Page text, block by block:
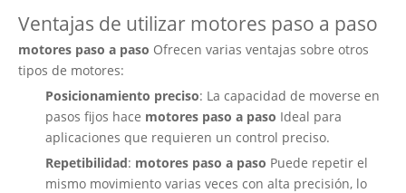
Ventajas de utilizar motores paso a paso
motores paso a paso Ofrecen varias ventajas sobre otros
tipos de motores:
Posicionamiento preciso: La capacidad de moverse en
pasos fijos hace motores paso a paso Ideal para
aplicaciones que requieren un control preciso.
Repetibilidad: motores paso a paso Puede repetir el
mismo movimiento varias veces con alta precisión, lo